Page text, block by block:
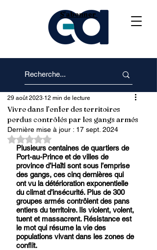
S'abonner
Vivre dans l’enfer des territoires
perdus contrôlés par les gangs armés
29 août 2023 12 min de lecture
Dernière mise à jour : 17 sept. 2024
Noté NaN étoiles sur 5.
Plusieurs centaines de quartiers de
Port-au-Prince et de villes de
province d’Haïti sont sous l’emprise
des gangs, ces cinq dernières qui
ont vu la détérioration exponentielle
du climat d’insécurité. Plus de 300
groupes armés contrôlent des pans
entiers du territoire. Ils violent, volent,
tuent et massacrent. Résistance est
le mot qui résume la vie des
populations vivant dans les zones de
conflit.